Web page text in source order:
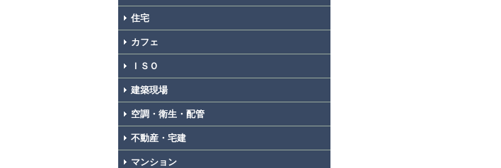
住宅
カフェ
ＩＳＯ
建築現場
空調・衛生・配管
不動産・宅建
マンション